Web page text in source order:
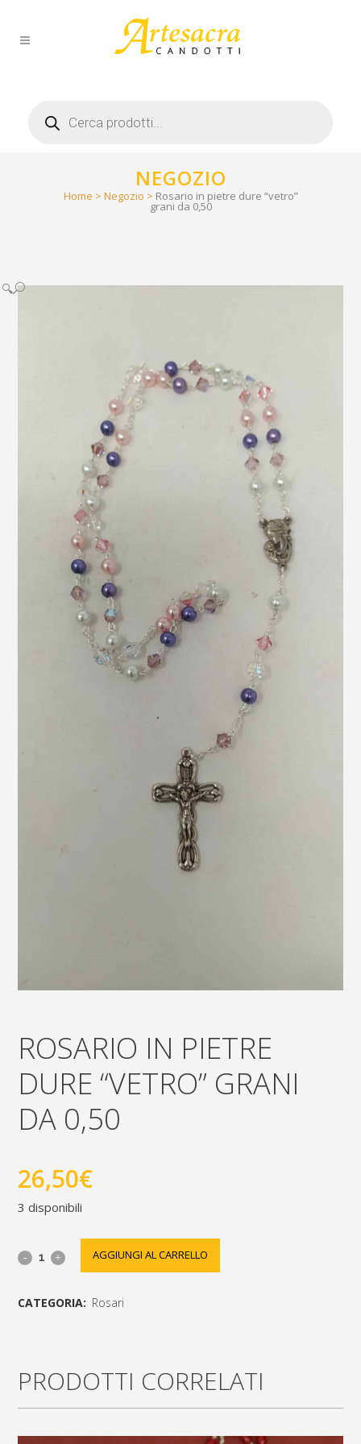
search
NEGOZIO
Home > Negozio > Rosario in pietre dure “vetro”
grani da 0,50
🔍
ROSARIO IN PIETRE
DURE “VETRO” GRANI
DA 0,50
26,50€
3 disponibili
Rosario
"vetro"
grani
da
AGGIUNGI AL CARRELLO
CATEGORIA: Rosari
PRODOTTI CORRELATI